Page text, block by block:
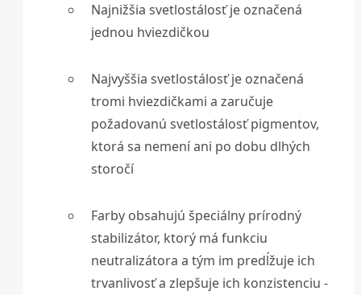
Najnižšia svetlostálosť je označená
jednou hviezdičkou
Najvyššia svetlostálosť je označená
tromi hviezdičkami a zaručuje
požadovanú svetlostálosť pigmentov,
ktorá sa nemení ani po dobu dlhých
storočí
Farby obsahujú špeciálny prírodný
stabilizátor, ktorý má funkciu
neutralizátora a tým im predĺžuje ich
trvanlivosť a zlepšuje ich konzistenciu -